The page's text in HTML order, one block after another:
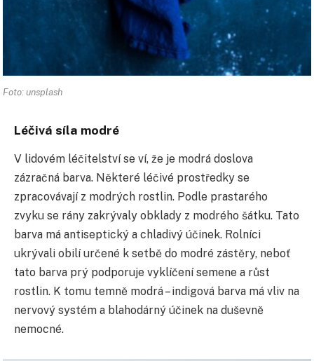
Foto: unsplash
Léčivá síla modré
V lidovém léčitelství se ví, že je modrá doslova
zázračná barva. Některé léčivé prostředky se
zpracovávají z modrých rostlin. Podle prastarého
zvyku se rány zakrývaly obklady z modrého šátku. Tato
barva má antiseptický a chladivý účinek. Rolníci
ukrývali obilí určené k setbě do modré zástěry, neboť
tato barva prý podporuje vyklíčení semene a růst
rostlin. K tomu temně modrá – indigová barva má vliv na
nervový systém a blahodárný účinek na duševně
nemocné.